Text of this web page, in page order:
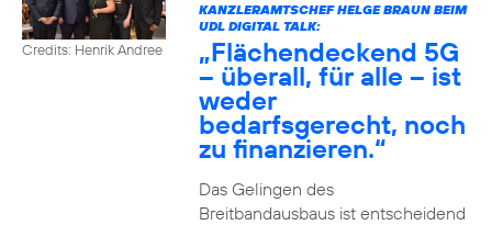
Credits: Henrik Andree
KANZLERAMTSCHEF HELGE BRAUN BEIM
UDL DIGITAL TALK:
„Flächendeckend 5G
– überall, für alle – ist
weder
bedarfsgerecht, noch
zu finanzieren.“
Das Gelingen des
Breitbandausbaus ist entscheidend